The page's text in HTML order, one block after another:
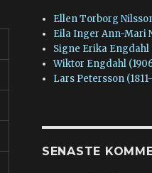
Ellen Torborg
Eila Inger Ann-Mari
Signe Erika Engdahl
Wiktor Engdahl
Lars Petersson (1811-
SENASTE